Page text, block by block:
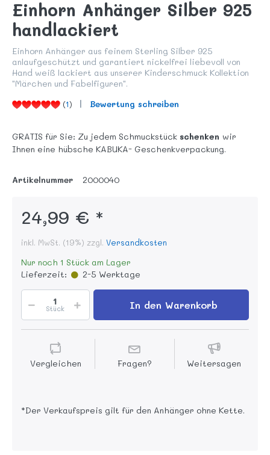
Einhorn Anhänger Silber 925
handlackiert
Einhorn Anhänger aus feinem Sterling Silber 925
anlaufgeschützt und garantiert nickelfrei liebevoll von
Hand weiß lackiert aus unserer Kinderschmuck Kollektion
"Märchen und Fabelfiguren".
(1) Bewertung schreiben
GRATIS für Sie: Zu jedem Schmuckstück schenken wir
Ihnen eine hübsche KABUKA- Geschenkverpackung.
Artikelnummer 2000040
24,99 € *
inkl. MwSt. (19%) zzgl. Versandkosten
Nur noch 1 Stück am Lager
Lieferzeit:
2-5 Werktage
Stück In den Warenkorb
Vergleichen Fragen? Weitersagen
*Der Verkaufspreis gilt für den Anhänger ohne Kette.